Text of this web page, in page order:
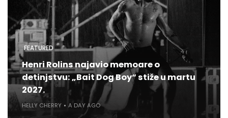
FEATURED
Henri Rolins najavio memoare o
detinjstvu: „Bait Dog Boy“ stiže u martu
2027.
HELLY CHERRY A DAY AGO